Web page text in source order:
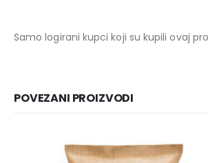
Samo logirani kupci koji su kupili ovaj
POVEZANI PROIZVODI